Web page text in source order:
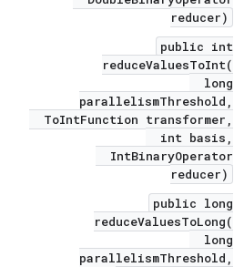
reducer)
public int
reduceValuesToInt(
long
parallelismThreshold,
ToIntFunction transformer,
int basis,
IntBinaryOperator
reducer)
public long
reduceValuesToLong(
long
parallelismThreshold,